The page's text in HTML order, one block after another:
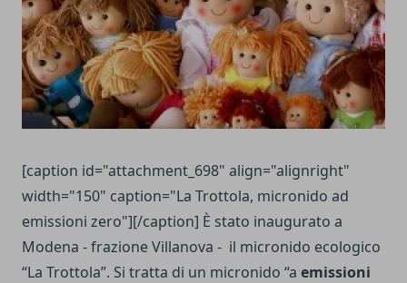
[caption id="attachment_698" align="alignright"
width="150" caption="La Trottola, micronido ad
emissioni zero"][/caption] È stato inaugurato a
Modena - frazione Villanova - il micronido ecologico
“La Trottola”. Si tratta di un micronido “a emissioni